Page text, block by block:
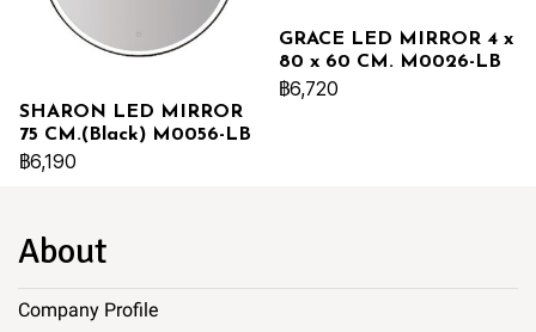
SHARON LED MIRROR
75 CM.(Black) M0056-LB
฿6,190
GRACE LED MIRROR 4 x
80 x 60 CM. M0026-LB
฿6,720
About
Company Profile